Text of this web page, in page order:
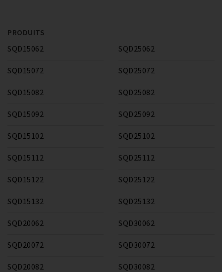
PRODUITS
SQD15062
SQD15072
SQD15082
SQD15092
SQD15102
SQD15112
SQD15122
SQD15132
SQD20062
SQD20072
SQD20082
SQD25062
SQD25072
SQD25082
SQD25092
SQD25102
SQD25112
SQD25122
SQD25132
SQD30062
SQD30072
SQD30082